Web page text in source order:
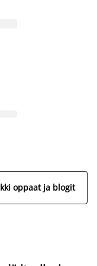
oppaat ja blogit